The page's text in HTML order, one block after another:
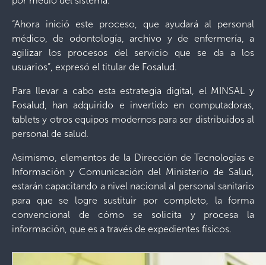
“Ahora inició este proceso, que ayudará al personal
médico, de odontología, archivo y de enfermería, a
agilizar los procesos del servicio que se da a los
usuarios”, expresó el titular de Fosalud.
Para llevar a cabo esta estrategia digital, el MINSAL y
Fosalud, han adquirido e invertido en computadoras,
tablets y otros equipos modernos para ser distribuidos al
personal de salud.
Asimismo, elementos de la Dirección de Tecnologías e
Información y Comunicación del Ministerio de Salud,
estarán capacitando a nivel nacional al personal sanitario
para que se logre sustituir por completo, la forma
convencional de cómo se solicita y procesa la
información, que es a través de expedientes físicos.